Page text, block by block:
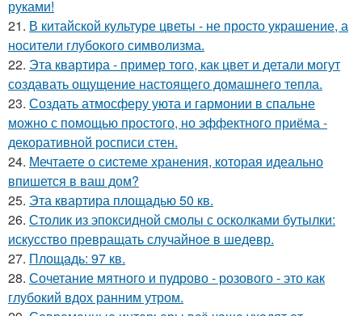
руками!
21. В китайской культуре цветы - не просто украшение, а
носители глубокого символизма.
22. Эта квартира - пример того, как цвет и детали могут
создавать ощущение настоящего домашнего тепла.
23. Создать атмосферу уюта и гармонии в спальне
можно с помощью простого, но эффектного приёма -
декоративной росписи стен.
24. Мечтаете о системе хранения, которая идеально
впишется в ваш дом?
25. Эта квартира площадью 50 кв.
26. Столик из эпоксидной смолы с осколками бутылки:
искусство превращать случайное в шедевр.
27. Площадь: 97 кв.
28. Сочетание мятного и пудрово - розового - это как
глубокий вдох ранним утром.